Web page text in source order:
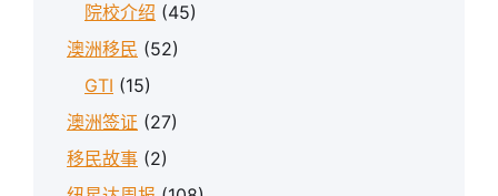
院校介绍 (45)
澳洲移民 (52)
GTI (15)
澳洲签证 (27)
移民故事 (2)